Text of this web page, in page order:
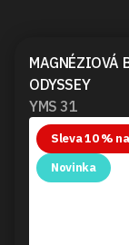
MAGNÉZIOVÁ
ODYSSEY
YMS 31
Sleva 10 %
Novinka